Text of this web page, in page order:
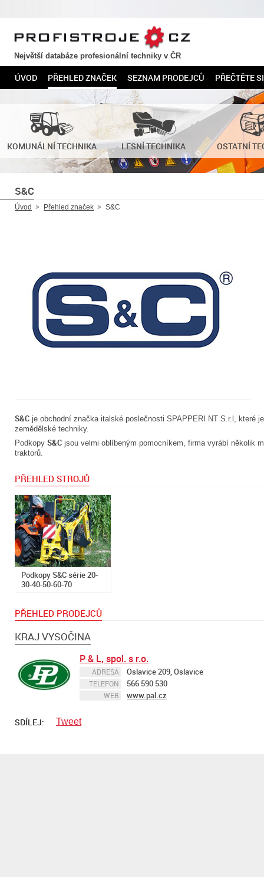
PROFISTROJE.CZ
Největší databáze profesionální techniky v ČR
ÚVOD PŘEHLED ZNAČEK SEZNAM PRODEJCŮ PŘEČTĚTE SI
KOMUNÁLNÍ TECHNIKA LESNÍ TECHNIKA OSTATNÍ
S&C
Úvod Přehled značek S&C
S&C je obchodní značka italské poslečnosti SPAPPERI NT S.r.l, které
zemědělské techniky.
Podkopy S&C jsou velmi oblíbeným pomocníkem, firma vyrábí několik
traktorů.
PŘEHLED STROJŮ
Podkopy S&C série 20-
30-40-50-60-70
PŘEHLED PRODEJCŮ
KRAJ VYSOČINA
P & L, spol. s r.o.
ADRESA Oslavice 209, Oslavice
TELEFON 566 590 530
WEB www.pal.cz
SDÍLEJ: Tweet